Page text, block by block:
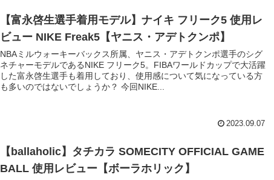
【富永啓生選手着用モデル】ナイキ フリーク5 使用レ
ビュー NIKE Freak5【ヤニス・アデトクンポ】
NBAミルウォーキーバックス所属、ヤニス・アデトクンポ選手のシグ
ネチャーモデルであるNIKE フリーク5。FIBAワールドカップで大活躍
した富永啓生選手も着用しており、使用感について気になっている方
も多いのではないでしょうか？ 今回NIKE...
2023.09.07
【ballaholic】タチカラ SOMECITY OFFICIAL GAME
BALL 使用レビュー【ボーラホリック】